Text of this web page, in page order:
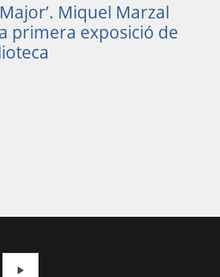
Miquel Marzal
primera exposició de